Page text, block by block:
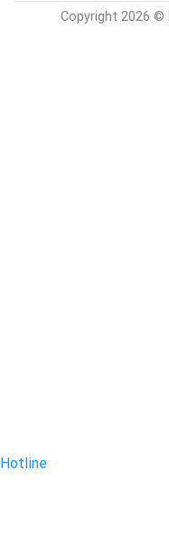
Copyright 2026 ©
Hotline